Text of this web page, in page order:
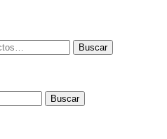
Buscar
Buscar